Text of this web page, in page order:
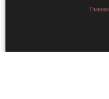
Главная